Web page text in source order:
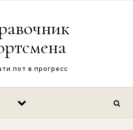
пот в прогресс